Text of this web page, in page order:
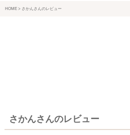
HOME さかんさんのレビュー
さかんさんのレビュー